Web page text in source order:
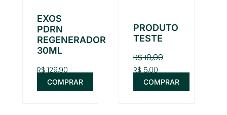
EXOS
PDRN
REGENERADOR
30ML
R$129,90
COMPRAR
PRODUTO
TESTE
R$10,00
R$5,00
COMPRAR